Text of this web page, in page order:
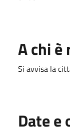
A chi
Si avvisa la
Date e